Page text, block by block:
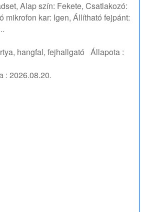
Alap szín: Fekete, Csatlakozó:
mikrofon kar: Igen, Állítható fejpánt:
hangfal, fejhallgató Állapota :
:2026.08.20.